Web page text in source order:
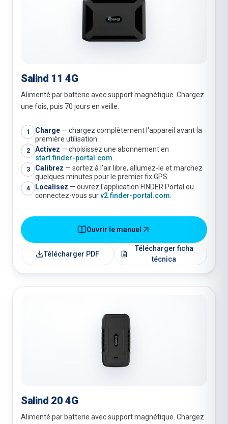
Salind 11 4G
Alimenté par batterie avec support magnétique. Chargez
une fois, puis 70 jours en veille.
1 Charge — chargez complètement l'appareil avant la
première utilisation.
2 Activez — choisissez une abonnement en
start.finder-portal.com
3 Calibrez — sortez à l'air libre, allumez-le et marchez
quelques minutes pour le premier fix GPS.
4 Localisez — ouvrez l'application FINDER Portal ou
connectez-vous surv2.finder-portal.com
Ouvrir le manuel
Télécharger PDF
Télécharger ficha
técnica
Salind 20 4G
Alimenté par batterie avec support magnétique. Chargez